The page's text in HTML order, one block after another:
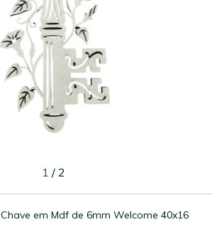
1 / 2
Chave em Mdf de 6mm Welcome 40x16